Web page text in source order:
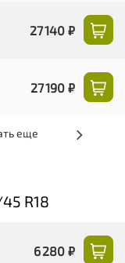
27 140 ₽
27 190 ₽
еще
R18
6 280 ₽